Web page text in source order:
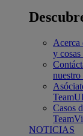
Acerca
y
Casos
NOTICIAS